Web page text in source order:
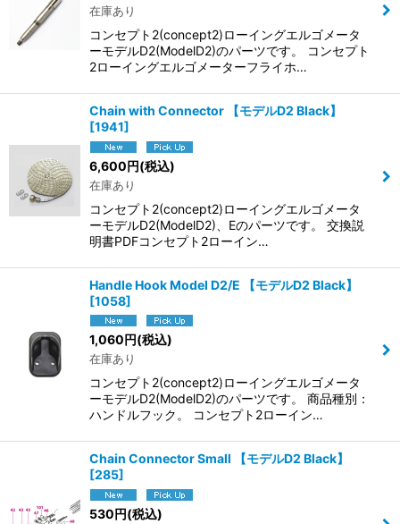
在庫あり
コンセプト2(concept2)ローイングエルゴメータ
ーモデルD2(ModelD2)のパーツです。 コンセプト
2ローイングエルゴメーターフライホ…
Chain with Connector 【モデルD2 Black】
[1941]
6,600円(税込)
在庫あり
コンセプト2(concept2)ローイングエルゴメータ
ーモデルD2(ModelD2)、Eのパーツです。 交換説
明書PDFコンセプト2ローイン…
Handle Hook Model D2/E 【モデルD2 Black】
[1058]
1,060円(税込)
在庫あり
コンセプト2(concept2)ローイングエルゴメータ
ーモデルD2(ModelD2)のパーツです。 商品種別：
ハンドルフック。 コンセプト2ローイン…
Chain Connector Small 【モデルD2 Black】
[285]
530円(税込)